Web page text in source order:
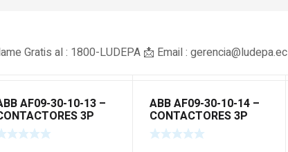
Gratis al : 1800-LUDEPA 📩 Email : gerencia@ludepa.ec
AF09-30-10-13 –
3P
AF
ABB AF09-30-10-14 –
CONTACTORES 3P
TIPO AF